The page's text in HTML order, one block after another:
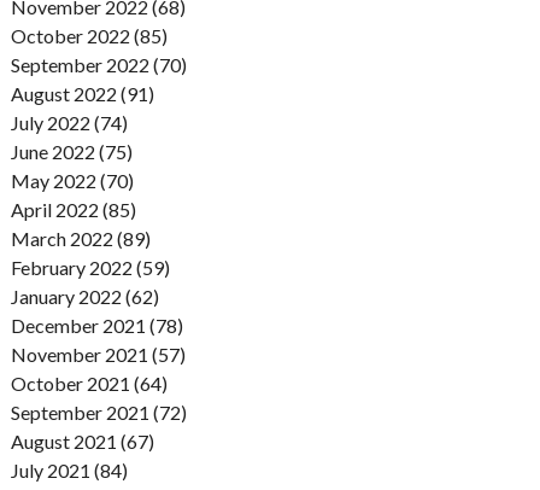
November 2022 (68)
October 2022 (85)
September 2022 (70)
August 2022 (91)
July 2022 (74)
June 2022 (75)
May 2022 (70)
April 2022 (85)
March 2022 (89)
February 2022 (59)
January 2022 (62)
December 2021 (78)
November 2021 (57)
October 2021 (64)
September 2021 (72)
August 2021 (67)
July 2021 (84)